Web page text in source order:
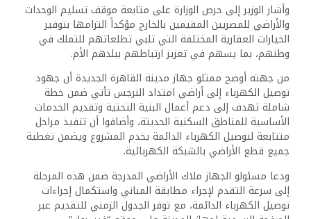
وأشار الوزير إلى حرص الوزارة على متابعة موقف تسليم الوحدات
والأراضي للمصريين المقيمين بالخارج مؤكداً التزامها بتوفير
الخيارات العقارية المختلفة التي تلبي تطلعاتهم للتملك في
وطنهم، بما يسهم في تعزيز ارتباطهم ببلدهم الأم.
من جهته أوضح ممثلو جهاز مدينة القاهرة الجديدة أن جهود
توصيل الكهرباء إلى أراضي امتداد النرجس تأتي ضمن خطة
شاملة تهدف إلى دعم أعمال البنية التحتية وتقديم الخدمات
الأساسية للمناطق السكنية الحديثة، وأضافوا أن تنفيذ مراحل
متتابعة لتوصيل الكهرباء الدائمة يخدم المشروع ويضمن تغطية
جميع قطع الأراضي بالشبكة الكهربائية.
ودعا مسئولو الجهاز ملاك الأراضي المدرجة ضمن هذه المرحلة
إلى سرعة التقدم لإجراء مطابقة المباني واستكمال إجراءات
توصيل الكهرباء الدائمة، مع توفر الجدول الزمني للتقديم عبر